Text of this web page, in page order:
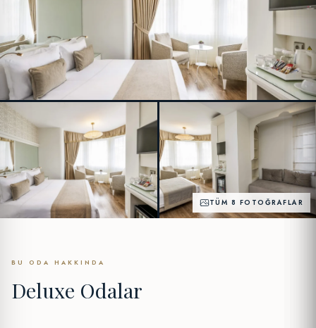
TÜM 8 FOTOĞRAFLAR
BU ODA HAKKINDA
Deluxe Odalar